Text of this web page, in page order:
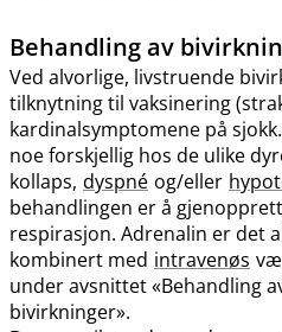
Behandling av
Ved alvorlige, livstruende
tilknytning til vaksinering
kardinalsymptomene på
noe forskjellig hos de ulike
kollaps, dyspné og​/​eller
behandlingen er å
respirasjon. Adrenalin er det
kombinert med intravenøs
under avsnittet «Behandling
bivirkninger».